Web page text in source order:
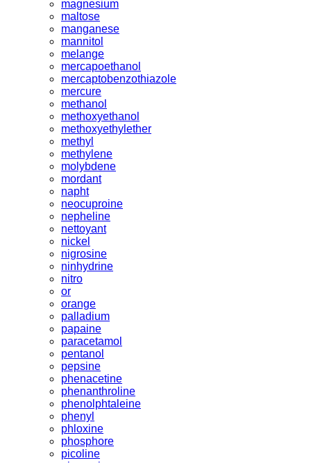
magnesium
maltose
manganese
mannitol
melange
mercapoethanol
mercaptobenzothiazole
mercure
methanol
methoxyethanol
methoxyethylether
methyl
methylene
molybdene
mordant
napht
neocuproine
nepheline
nettoyant
nickel
nigrosine
ninhydrine
nitro
or
orange
palladium
papaine
paracetamol
pentanol
pepsine
phenacetine
phenanthroline
phenolphtaleine
phenyl
phloxine
phosphore
picoline